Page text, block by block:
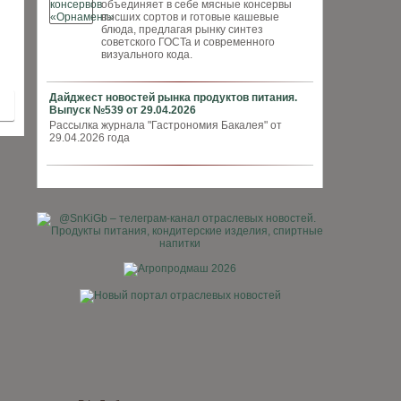
объединяет в себе мясные консервы
высших сортов и готовые кашевые
блюда, предлагая рынку синтез
советского ГОСТа и современного
визуального кода.
Дайджест новостей рынка продуктов питания.
Выпуск №539 от 29.04.2026
Рассылка журнала "Гастрономия Бакалея" от
29.04.2026 года